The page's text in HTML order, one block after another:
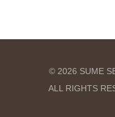
© 2026 SUME
ALL RIGHTS